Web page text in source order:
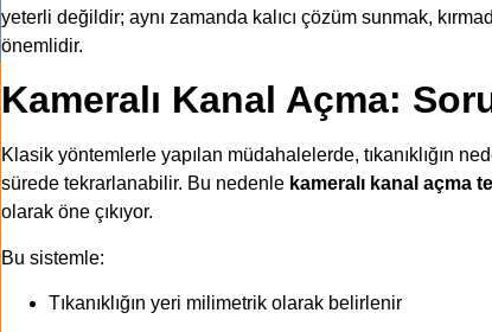
yeterli değildir; aynı zamanda kalıcı çözüm sunmak,
önemlidir.
Kameralı Kanal Açma:
Klasik yöntemlerle yapılan müdahalelerde, tıkanıklığın
sürede tekrarlanabilir. Bu nedenle kameralı kanal açma
olarak öne çıkıyor.
Bu sistemle:
Tıkanıklığın yeri milimetrik olarak belirlenir